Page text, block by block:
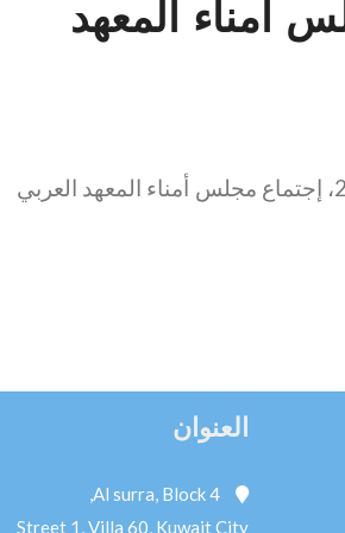
أمناء المعهد
شارك سعادة السفير عبدالقادر حسين عمر، يوم الخميس 02 يونيو 2022، إجتماع مجلس أمناء المعهد العربي
العنوان
Street 1, Villa 60, Kuwait City